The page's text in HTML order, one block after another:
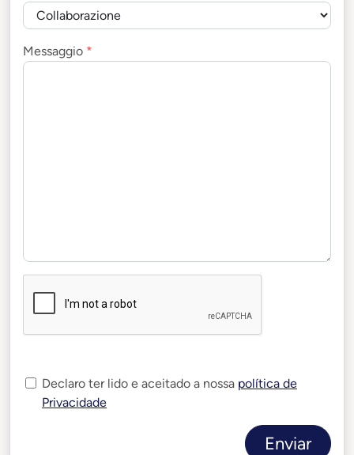
Messaggio *
Declaro ter lido e aceitado a nossa política de
Privacidade
Enviar